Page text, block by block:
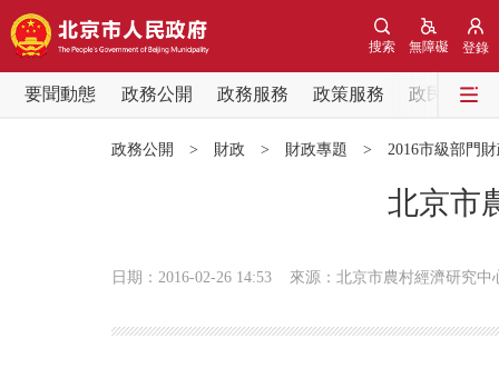
登錄
無障礙
搜索
要聞動態 政務公開 政務服務 政策服務
政民互動
政務公開 > 財政 > 財政專題 > 2016市級部門
北京市
日期：2016-02-26 14:53 來源：北京市農村經濟研究中